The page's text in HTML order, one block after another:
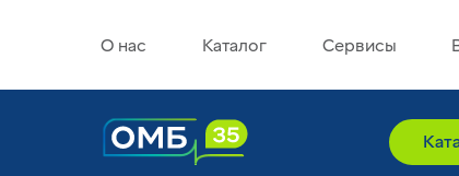
О нас Каталог Сервисы